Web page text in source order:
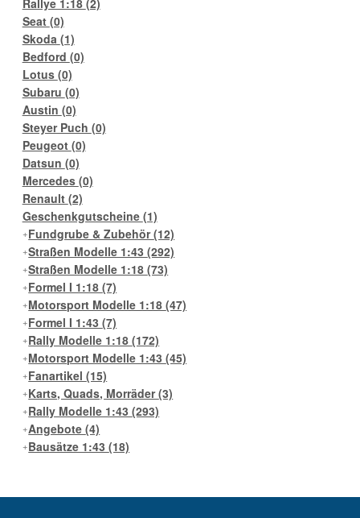
Seat (0)
Skoda (1)
Bedford (0)
Lotus (0)
Subaru (0)
Austin (0)
Steyer Puch (0)
Peugeot (0)
Datsun (0)
Mercedes (0)
Renault (2)
Geschenkgutscheine (1)
Fundgrube & Zubehör(12)
Straßen Modelle 1:43(292)
Straßen Modelle 1:18(73)
Formel I 1:18(7)
Motorsport Modelle 1:18(47)
Formel I 1:43(7)
Rally Modelle 1:18(172)
Motorsport Modelle 1:43(45)
Fanartikel(15)
Karts, Quads, Morräder(3)
Rally Modelle 1:43(293)
Angebote(4)
Bausätze 1:43(18)